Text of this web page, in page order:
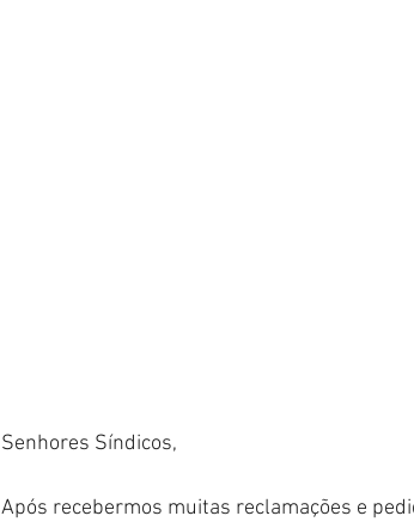
Senhores Síndicos,
Após recebermos muitas reclamações e